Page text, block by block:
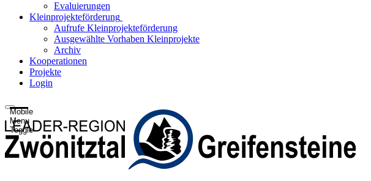
Evaluierungen
Kleinprojekteförderung
Aufrufe Kleinprojekteförderung
Ausgewählte Vorhaben Kleinprojekte
Archiv
Kooperationen
Projekte
Login
Mobile
Menu
Toggle